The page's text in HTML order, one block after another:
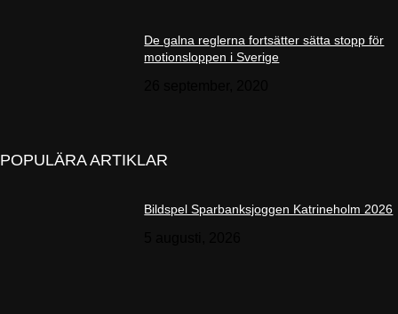
De galna reglerna fortsätter sätta stopp för
motionsloppen i Sverige
POPULÄRA ARTIKLAR
Bildspel Sparbanksjoggen Katrineholm 2026